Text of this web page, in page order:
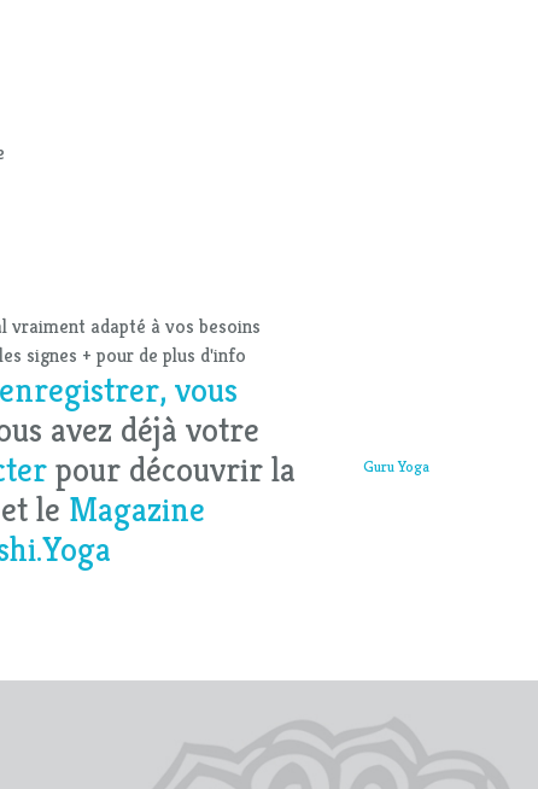
vraiment adapté à vos besoins
signes + pour de plus d'info
vous
avez déjà votre
pour découvrir la
le Magazine
Guru Yoga